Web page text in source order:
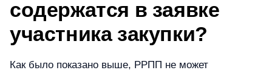
содержатся в заявке
участника закупки?
Как было показано выше, РРПП не может